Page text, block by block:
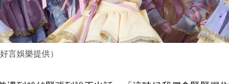
言娛樂提供）